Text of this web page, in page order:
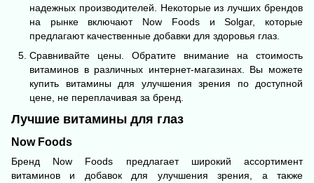
надежных производителей. Некоторые из лучших брендов
на рынке включают Now Foods и Solgar, которые
предлагают качественные добавки для здоровья глаз.
Сравнивайте цены. Обратите внимание на стоимость
витаминов в различных интернет-магазинах. Вы можете
купить витамины для улучшения зрения по доступной
цене, не переплачивая за бренд.
Лучшие витамины для глаз
Now Foods
Бренд Now Foods предлагает широкий ассортимент
витаминов и добавок для улучшения зрения, а также